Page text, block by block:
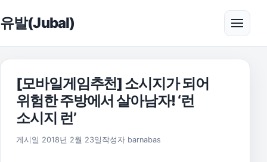
유발(Jubal) 메뉴
[모바일게임추천] 소시지가 되어
위험한 주방에서 살아남자! ‘런
소시지 런’
게시일 2018년 2월 23일 2018년 2월 23일
작성자 barnabas